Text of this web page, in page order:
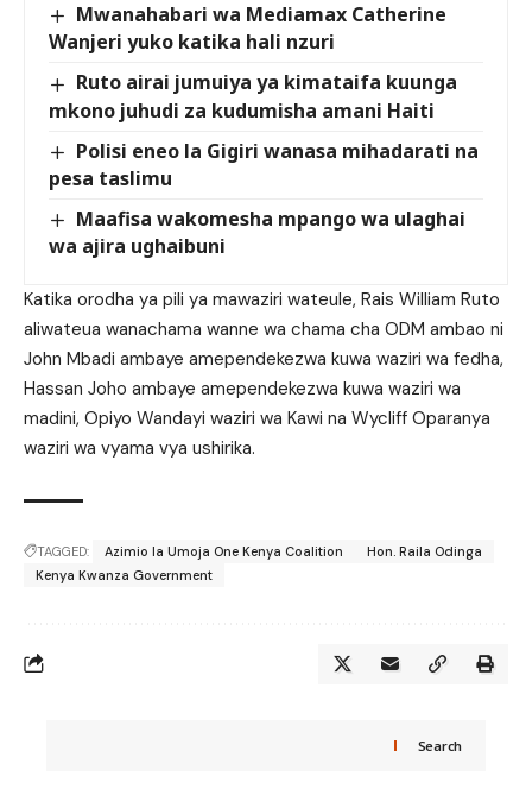
Mwanahabari wa Mediamax Catherine
Wanjeri yuko katika hali nzuri
Ruto airai jumuiya ya kimataifa kuunga
mkono juhudi za kudumisha amani Haiti
Polisi eneo la Gigiri wanasa mihadarati na
pesa taslimu
Maafisa wakomesha mpango wa ulaghai
wa ajira ughaibuni
Katika orodha ya pili ya mawaziri wateule, Rais William Ruto
aliwateua wanachama wanne wa chama cha ODM ambao ni
John Mbadi ambaye amependekezwa kuwa waziri wa fedha,
Hassan Joho ambaye amependekezwa kuwa waziri wa
madini, Opiyo Wandayi waziri wa Kawi na Wycliff Oparanya
waziri wa vyama vya ushirika.
TAGGED: Azimio la Umoja One Kenya Coalition
Hon. Raila Odinga
Kenya Kwanza Government
Search